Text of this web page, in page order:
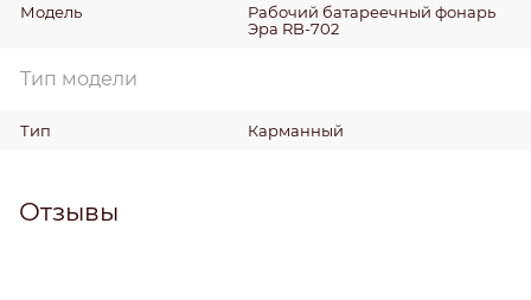
Модель
Рабочий батареечный фонарь
Эра RB-702
Тип модели
Тип Карманный
Отзывы